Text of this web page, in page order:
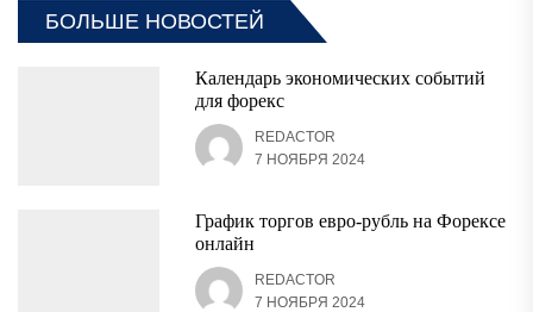
БОЛЬШЕ НОВОСТЕЙ
Календарь экономических событий
для форекс
REDACTOR
7 НОЯБРЯ 2024
График торгов евро-рубль на Форексе
онлайн
REDACTOR
7 НОЯБРЯ 2024